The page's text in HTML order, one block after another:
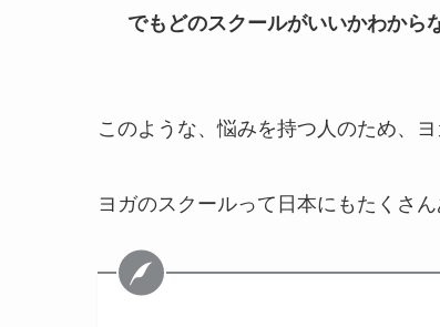
でもどのスクールがいいかわから
このような、悩みを持つ人のため、
ヨガのスクールって日本にもたくさ